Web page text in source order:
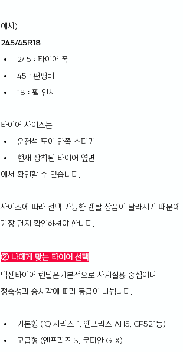
예시)
245/45R18
245 : 타이어 폭
45 : 편평비
18 : 휠 인치
타이어 사이즈는
운전석 도어 안쪽 스티커
현재 장착된 타이어 옆면
에서 확인할 수 있습니다.
사이즈에 따라 선택 가능한 렌탈 상품이 달라지기 때문에
가장 먼저 확인하셔야 합니다.
② 나에게 맞는 타이어 선택
넥센타이어 렌탈은기본적으로 사계절용 중심이며
정숙성과 승차감에 따라 등급이 나뉩니다.
기본형 (iQ 시리즈 1, 엔프리즈 AH5, CP521등)
고급형 (엔프리즈 S, 로디안 GTX)